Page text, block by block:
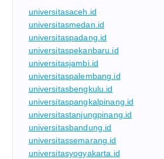
universitasaceh.id
universitasmedan.id
universitaspadang.id
universitaspekanbaru.id
universitasjambi.id
universitaspalembang.id
universitasbengkulu.id
universitaspangkalpinang.id
universitastanjungpinang.id
universitasbandung.id
universitassemarang.id
universitasyogyakarta.id